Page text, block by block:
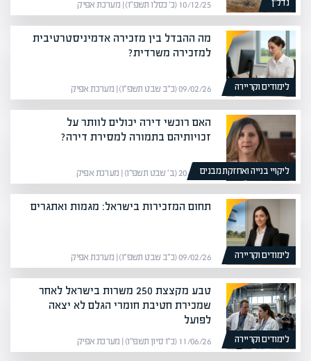
נדל”ן 10/12/25 (כ׳ כסלו תשפ״ו) | מערכת אפיק
לימודים וקריירה
מה ההבדל בין מזכירה אדמיניסטרטיבית
למזכירה משרדית?
09/02/26 (כ״ב שבט תשפ״ו) | מערכת אפיק
ליקויי בנייה ואחזקת מבנים
האם רוכשי דירה יכולים לוותר על
זכויותיהם בתמורה למסירת דירה?
20/01/26 (ב׳ שבט תשפ״ו) | מערכת אפיק
לימודים וקריירה
תחום המזכירות בישראל: מגמות ואתגרים
09/02/26 (כ״ב שבט תשפ״ו) | מערכת אפיק
לימודים וקריירה
טבע מקצצת 250 משרות בישראל לאחר
שמכירת חטיבת חומרי הגלם לא יצאה
לפועל
11/06/26 (כ״ו סיון תשפ״ו) | מערכת אפיק